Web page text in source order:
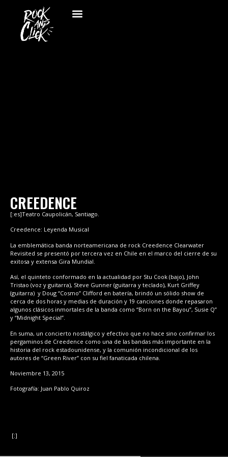
CREEDENCE
[:es]Teatro Caupolicán, Santiago.
Creedence: Leyenda Musical
La emblemática banda norteamericana de rock Creedence Clearwater
Revisited se presentó por tercera vez en Chile en el marco del cierre de su
exitosa y extensa Gira Mundial.
Así, el quinteto conformado en la actualidad por Stu Cook (bajo), John
Tristao (voz y guitarra), Steve Gunner (guitarra y teclado), Kurt Griffey
(guitarra) y Doug “Cosmo” Clifford en batería, brindó un sólido show de
cerca de dos horas y medias de duración y 19 canciones donde repasaron
algunos clásicos inmortales de la banda como “Born on the Bayou”, Susie Q”
y “Midnight Special”.
En suma, un concierto nostálgico y efectivo que no hace sino confirmar los
pergaminos de Creedence como una de las bandas más importante en la
historia del rock estadounidense, y la comunión incondicional de los
autores de “Green River” con su fiel fanaticada chilena.
Noviembre 13, 2015
Fotografía: Juan Pablo Quiroz
[:]